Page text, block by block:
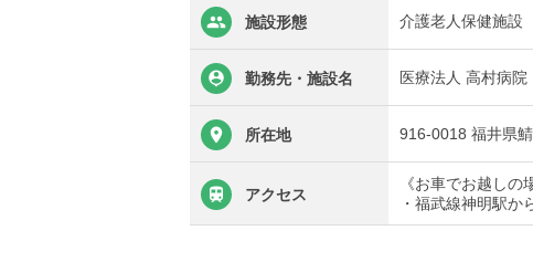
施設形態 介護老人保健施設
勤務先・施設名 医療法人 高村病院
所在地 916-0018 福井県
アクセス
《お車でお越しの
・福武線神明駅か